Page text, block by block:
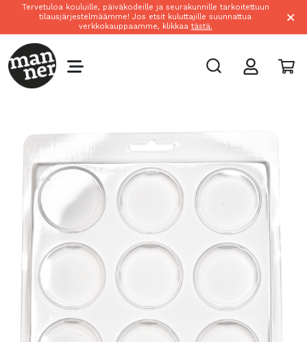
Tervetuloa kouluille, päiväkodeille ja seurakunnille tarkoitettuun
tilausjärjestelmäämme! Jos etsit kuluttajille suunnattua
verkkokauppaamme, klikkaa tästä. ×